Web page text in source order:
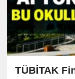
TÜBİTAK